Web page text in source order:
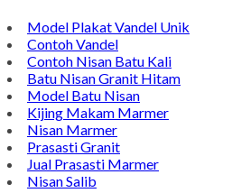
Model Plakat Vandel Unik
Contoh Vandel
Contoh Nisan Batu Kali
Batu Nisan Granit Hitam
Model Batu Nisan
Kijing Makam Marmer
Nisan Marmer
Prasasti Granit
Jual Prasasti Marmer
Nisan Salib